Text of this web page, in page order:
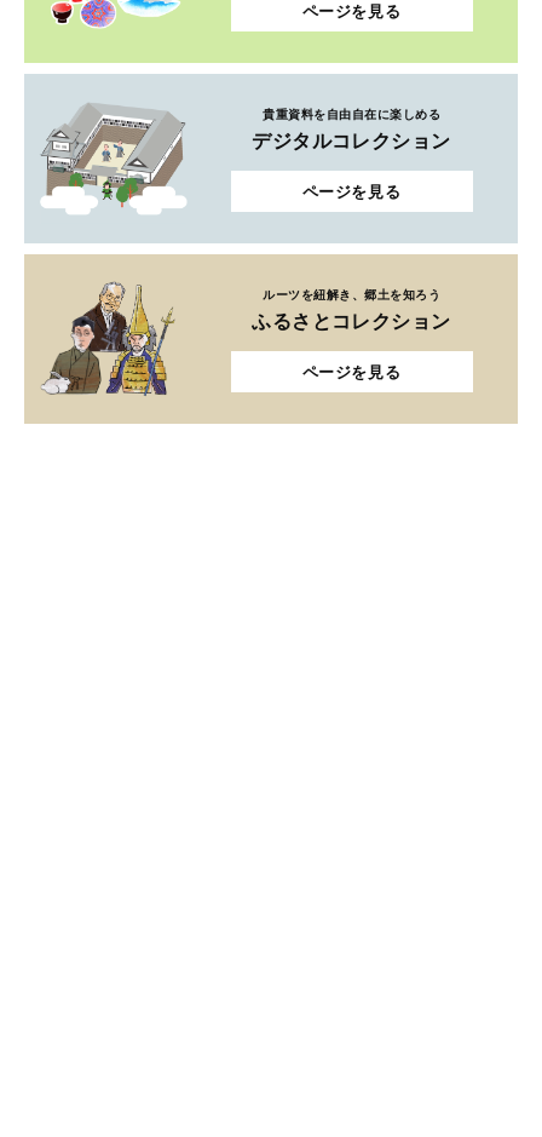
ページを見る
貴重資料を自由自在に楽しめる
デジタルコレクション
ページを見る
ルーツを紐解き、郷土を知ろう
ふるさとコレクション
ページを見る